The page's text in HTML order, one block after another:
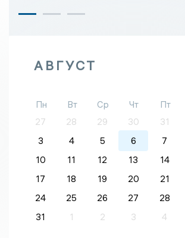
АВГУСТ
Пн Вт Ср Чт Пт
27
28 29 30 31
3
4 5 6 7
10
11 12 13 14
17
18 19 20 21
24
25 26 27 28
31
1 2 3 4